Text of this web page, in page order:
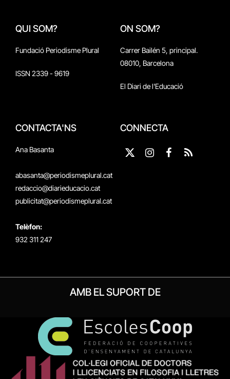
QUI SOM?
Fundació Periodisme Plural
ISSN 2339 - 9619
ON SOM?
Carrer Bailén 5, principal.
08010, Barcelona
El Diari de l'Educació
CONTACTA'NS
Ana Basanta
abasanta@periodismeplural.cat
redaccio@diarieducacio.cat
publicitat@periodismeplural.cat
Telèfon:
932 311 247
CONNECTA
X
Instagram
Facebook
RSS
AMB EL SUPORT DE